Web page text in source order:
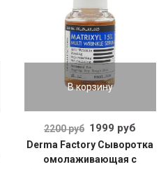
В корзину
2200 руб 1999 руб
Derma Factory Сыворотка
омолаживающая с